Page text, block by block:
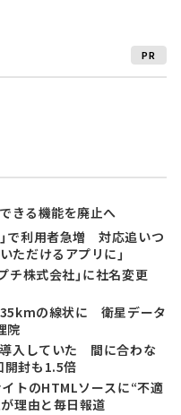
PR
きる機能を廃止へ
で利用者急増 対応追いつ
ただけるアプリに」
プチ株式会社」に社名変更
35kmの線状に 衛星データ
院
導入していた 間に合わな
封も1.5倍
トのHTMLソースに“不適
理由と毎日報道